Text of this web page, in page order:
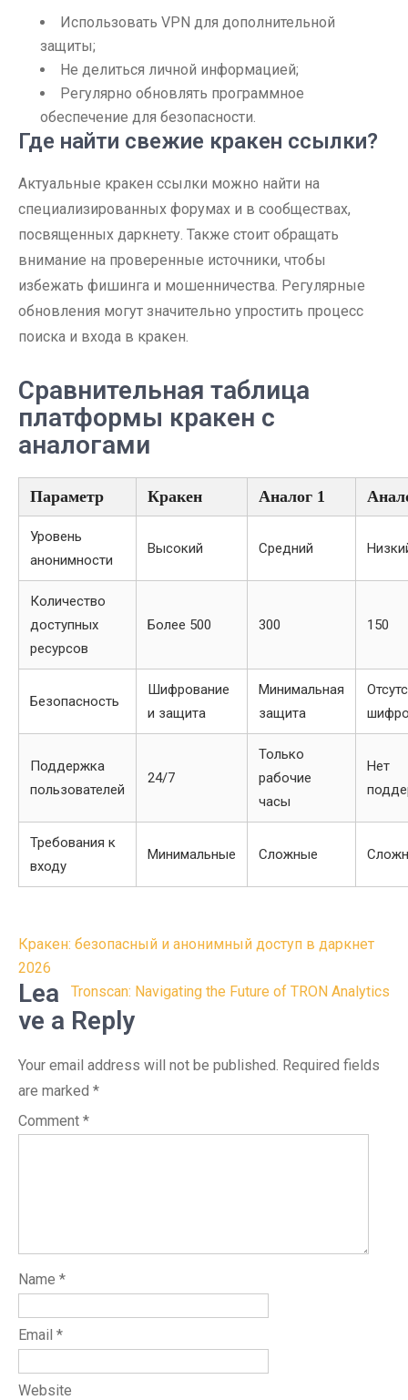
Использовать VPN для дополнительной
защиты;
Не делиться личной информацией;
Регулярно обновлять программное
обеспечение для безопасности.
Где найти свежие кракен ссылки?
Актуальные кракен ссылки можно найти на
специализированных форумах и в сообществах,
посвященных даркнету. Также стоит обращать
внимание на проверенные источники, чтобы
избежать фишинга и мошенничества. Регулярные
обновления могут значительно упростить процесс
поиска и входа в кракен.
Сравнительная таблица
платформы кракен с
аналогами
Параметр Кракен Аналог 1
Уровень
анонимности
Высокий Средний
Количество
доступных
ресурсов
Более 500 300 150
Безопасность
Шифрование
и защита
Минимальная
защита
Поддержка
пользователей
24/7
Только
рабочие
часы
Нет
Требования к
входу
Минимальные Сложные
Post
navigation
Кракен: безопасный и анонимный доступ в даркнет
2026
Tronscan: Navigating the Future of TRON Analytics
Lea
ve a Reply
Your email address will not be published. Required fields
are marked *
Comment *
Name *
Email *
Website